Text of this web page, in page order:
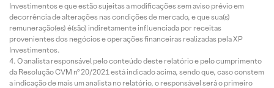
Investimentos e que estão sujeitas a modificações sem aviso prévio em
decorrência de alterações nas condições de mercado, e que sua(s)
remuneração(es) é(são) indiretamente influenciada por receitas
provenientes dos negócios e operações financeiras realizadas pela XP
Investimentos.
O analista responsável pelo conteúdo deste relatório e pelo cumprimento
da Resolução CVM nº 20/2021 está indicado acima, sendo que, caso constem
a indicação de mais um analista no relatório, o responsável será o primeiro